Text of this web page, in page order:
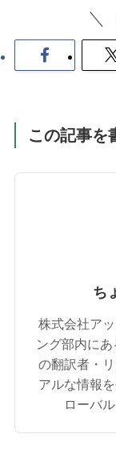
この記事を
ち
株式会社ア
ング部内に
の翻訳者・
アルな情報
ローバ